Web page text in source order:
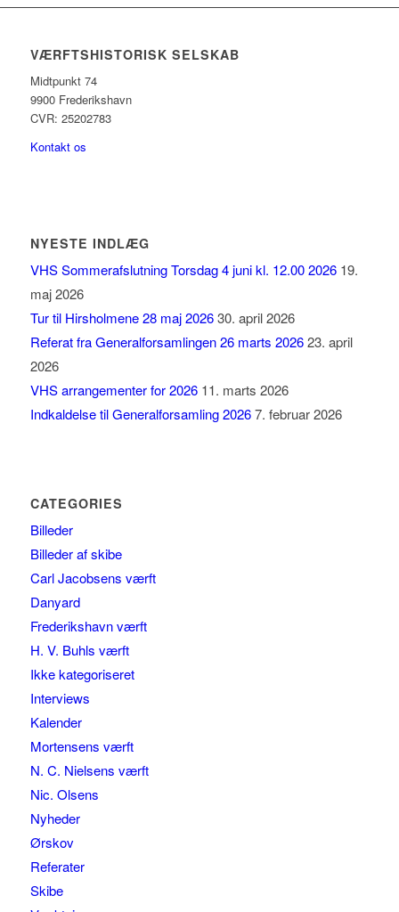
VÆRFTSHISTORISK SELSKAB
Midtpunkt 74
9900 Frederikshavn
CVR: 25202783
Kontakt os
NYESTE INDLÆG
VHS Sommerafslutning Torsdag 4 juni kl. 12.00 2026 19.
maj 2026
Tur til Hirsholmene 28 maj 2026 30. april 2026
Referat fra Generalforsamlingen 26 marts 2026 23. april
2026
VHS arrangementer for 2026 11. marts 2026
Indkaldelse til Generalforsamling 2026 7. februar 2026
CATEGORIES
Billeder
Billeder af skibe
Carl Jacobsens værft
Danyard
Frederikshavn værft
H. V. Buhls værft
Ikke kategoriseret
Interviews
Kalender
Mortensens værft
N. C. Nielsens værft
Nic. Olsens
Nyheder
Ørskov
Referater
Skibe